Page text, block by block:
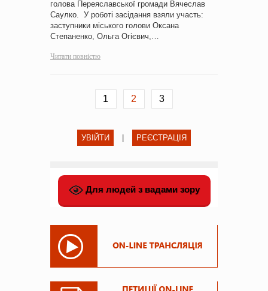
голова Переяславської громади Вячеслав
Саулко. У роботі засідання взяли участь:
заступники міського голови Оксана
Степаненко, Ольга Огієвич,…
Читати повністю
1 2 3
УВІЙТИ РЕЄСТРАЦІЯ
Для людей з вадами зору